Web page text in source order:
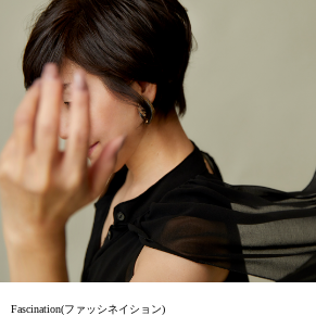
Fascination(ファッシネイション)